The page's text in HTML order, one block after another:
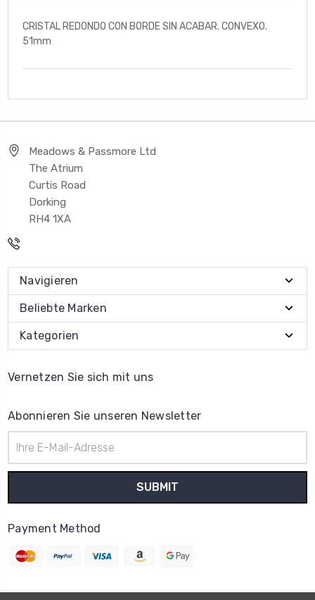
CRISTAL REDONDO CON BORDE SIN ACABAR. CONVEXO.
51mm
Meadows & Passmore Ltd
The Atrium
Curtis Road
Dorking
RH4 1XA
Navigieren
Beliebte Marken
Kategorien
Vernetzen Sie sich mit uns
Abonnieren Sie unseren Newsletter
Mail-
Adresse
Payment Method